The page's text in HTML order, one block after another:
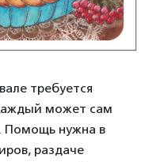
требуется
может сам
Помощь нужна в
раздаче